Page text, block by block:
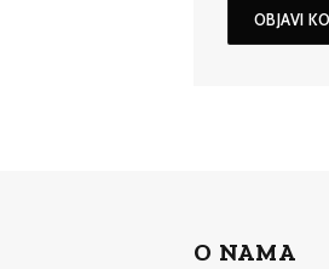
O NAMA